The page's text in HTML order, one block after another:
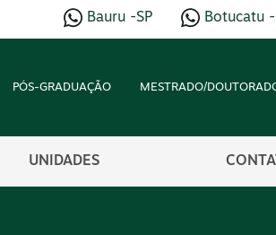
Bauru -SP Botucatu -
PÓS-GRADUAÇÃO MESTRADO/
UNIDADES